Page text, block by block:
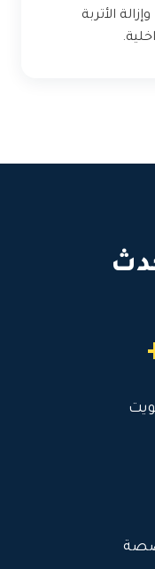
الأتربة